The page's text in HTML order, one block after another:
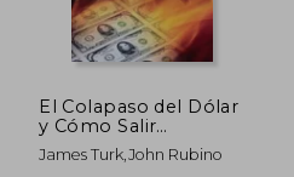
55%
dcto.
S/ 339,27
S/ 152,67
El Colapaso del Dólar
y Cómo Salir
Ganando: La Mejor
Manera de Invertir en
James Turk,John Rubino